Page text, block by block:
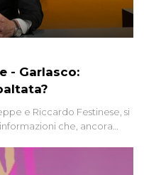
- Garlasco:
e Riccardo Festinese, si
che, ancora
Lo speciale ricostruisce la
errori, dettagli